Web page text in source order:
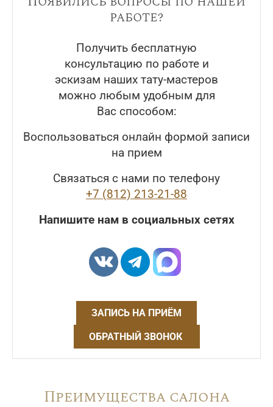
работе?
Получить бесплатную
консультацию по работе и
эскизам наших тату-мастеров
можно любым удобным для
Вас способом:
Воспользоваться онлайн формой записи
на прием
Связаться с нами по телефону
+7 (812) 213-21-88
Напишите нам в социальных сетях
ЗАПИСЬ НА ПРИЁМ
ОБРАТНЫЙ ЗВОНОК
Преимущества салона